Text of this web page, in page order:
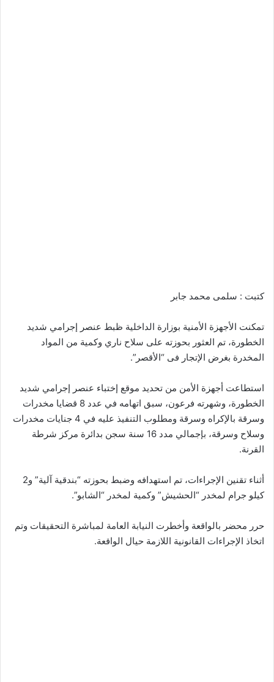
كتبت : سلمى محمد جابر
تمكنت الأجهزة الأمنية بوزارة الداخلية ظبط عنصر إجرامي شديد
الخطورة، تم العثور بحوزته على سلاح ناري وكمية من المواد
المخدرة بغرض الإتجار فى “الأقصر”.
استطاعت أجهزة الأمن من تحديد موقع إختباء عنصر إجرامي شديد
الخطورة، وشهرته فرعون، سبق اتهامه في عدد 8 قضايا مخدرات
وسرقة بالإكراه وسرقة ومطلوب التنفيذ عليه في 4 جنايات مخدرات
وسلاح وسرقة، بإجمالي مدد 16 سنة سجن بدائرة مركز شرطة
القرنة.
أثناء تقنين الإجراءات، تم استهدافه وضبط بحوزته “بندقية آلية” و2
كيلو جرام لمخدر “الحشيش” وكمية لمخدر “الشابو”.
حرر محضر بالواقعة وأخطرت النيابة العامة لمباشرة التحقيقات وتم
اتخاذ الإجراءات القانونية اللازمة حيال الواقعة.